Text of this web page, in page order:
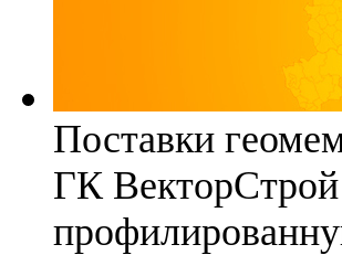
Поставки
ГК ВекторСтрой